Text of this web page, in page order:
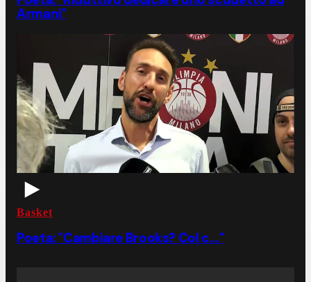
Armani"
Basket
Poeta: "Cambiare Brooks? Col c..."